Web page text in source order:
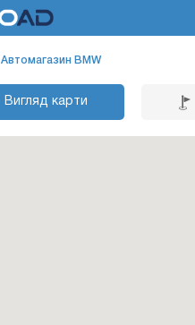
Автомагазин BMW
Вигляд карти